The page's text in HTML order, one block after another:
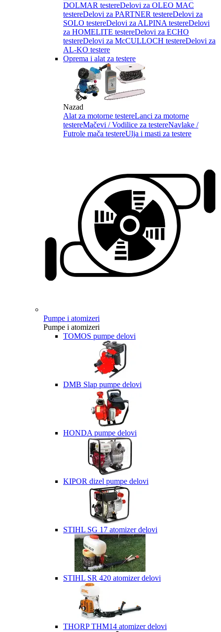
DOLMAR testereDelovi za OLEO MAC
testereDelovi za PARTNER testereDelovi za
SOLO testereDelovi za ALPINA testereDelovi
za HOMELITE testereDelovi za ECHO
testereDelovi za McCULLOCH testereDelovi za
AL-KO testere
Oprema i alat za testere
Nazad
Alat za motorne testereLanci za motorne
testereMačevi / Vodilice za testereNavlake /
Futrole mača testereUlja i masti za testere
Pumpe i atomizeri
Pumpe i atomizeri
TOMOS pumpe delovi
DMB Slap pumpe delovi
HONDA pumpe delovi
KIPOR dizel pumpe delovi
STIHL SG 17 atomizer delovi
STIHL SR 420 atomizer delovi
THORP THM14 atomizer delovi